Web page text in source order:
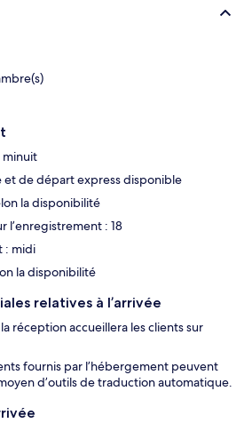
minuit
et de départ express disponible
la disponibilité
l’enregistrement : 18
: midi
la disponibilité
relatives à l’arrivée
réception accueillera les clients sur
fournis par l’hébergement peuvent
d’outils de traduction automatique.